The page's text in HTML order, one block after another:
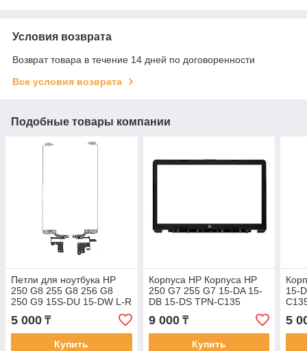
Условия возврата
Возврат товара в течение 14 дней по договоренности
Все условия возврата
Подобные товары компании
Петли для ноутбука HP
250 G8 255 G8 256 G8
250 G9 15S-DU 15-DW L-R
пара петля hinge шарнир
5 000 ₸
Купить
Корпуса HP Корпуса HP
250 G7 255 G7 15-DA 15-
DB 15-DS TPN-C135
корпус B часть рамка
9 000₸
Купить
15-
5